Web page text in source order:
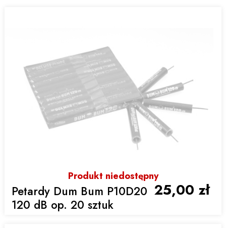
Produkt niedostępny
Petardy Dum Bum P10D20
120 dB op. 20 sztuk
25,00 zł